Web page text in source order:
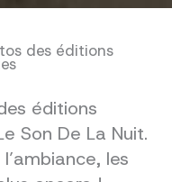
des éditions
éditions
Son De La Nuit.
les